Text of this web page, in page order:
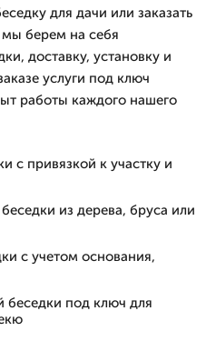
для дачи или заказать
берем на себя
доставку, установку и
услуги под ключ
работы каждого нашего
с привязкой к участку и
из дерева, бруса или
с учетом основания,
беседки под ключ для